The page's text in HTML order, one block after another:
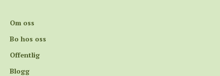
Om oss
Bo hos oss
Offentlig
Blogg